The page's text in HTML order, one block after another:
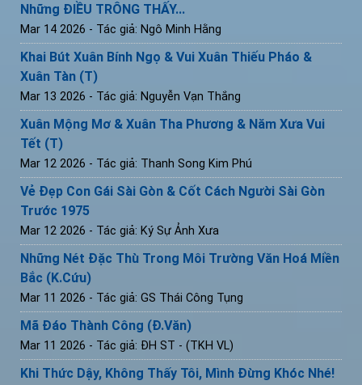
Những ĐIỀU TRÔNG THẤY...
Mar 14 2026 - Tác giả: Ngô Minh Hằng
Khai Bút Xuân Bính Ngọ & Vui Xuân Thiếu Pháo &
Xuân Tàn (T)
Mar 13 2026 - Tác giả: Nguyễn Vạn Thắng
Xuân Mộng Mơ & Xuân Tha Phương & Năm Xưa Vui
Tết (T)
Mar 12 2026 - Tác giả: Thanh Song Kim Phú
Vẻ Đẹp Con Gái Sài Gòn & Cốt Cách Người Sài Gòn
Trước 1975
Mar 12 2026 - Tác giả: Ký Sự Ảnh Xưa
Những Nét Đặc Thù Trong Môi Trường Văn Hoá Miền
Bắc (K.Cứu)
Mar 11 2026 - Tác giả: GS Thái Công Tụng
Mã Đáo Thành Công (Đ.Văn)
Mar 11 2026 - Tác giả: ĐH ST - (TKH VL)
Khi Thức Dậy, Không Thấy Tôi, Mình Đừng Khóc Nhé!